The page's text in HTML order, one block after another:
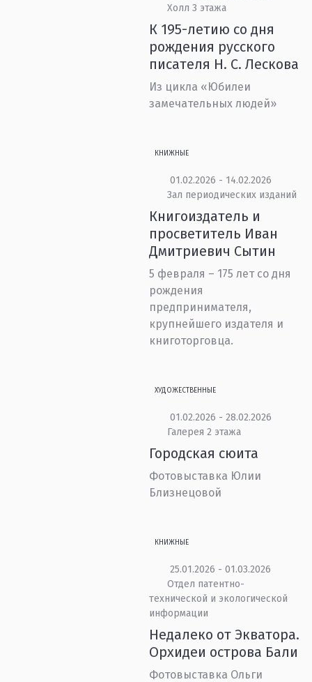
Холл 3 этажа
К 195-летию со дня
рождения русского
писателя Н. С. Лескова
Из цикла «Юбилеи
замечательных людей»
КНИЖНЫЕ
01.02.2026 - 14.02.2026
Зал периодических изданий
Книгоиздатель и
просветитель Иван
Дмитриевич Сытин
5 февраля – 175 лет со дня
рождения
предпринимателя,
крупнейшего издателя и
книготорговца.
ХУДОЖЕСТВЕННЫЕ
01.02.2026 - 28.02.2026
Галерея 2 этажа
Городская сюита
Фотовыставка Юлии
Близнецовой
КНИЖНЫЕ
25.01.2026 - 01.03.2026
Отдел патентно-
технической и экологической
информации
Недалеко от Экватора.
Орхидеи острова Бали
Фотовыставка Ольги